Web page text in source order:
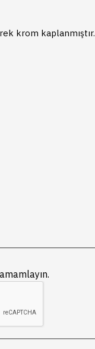
krom kaplanmıştır.